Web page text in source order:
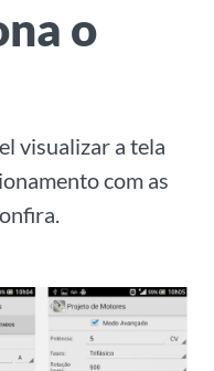
o
visualizar a tela
com as